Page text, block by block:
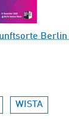
Berlin
WISTA